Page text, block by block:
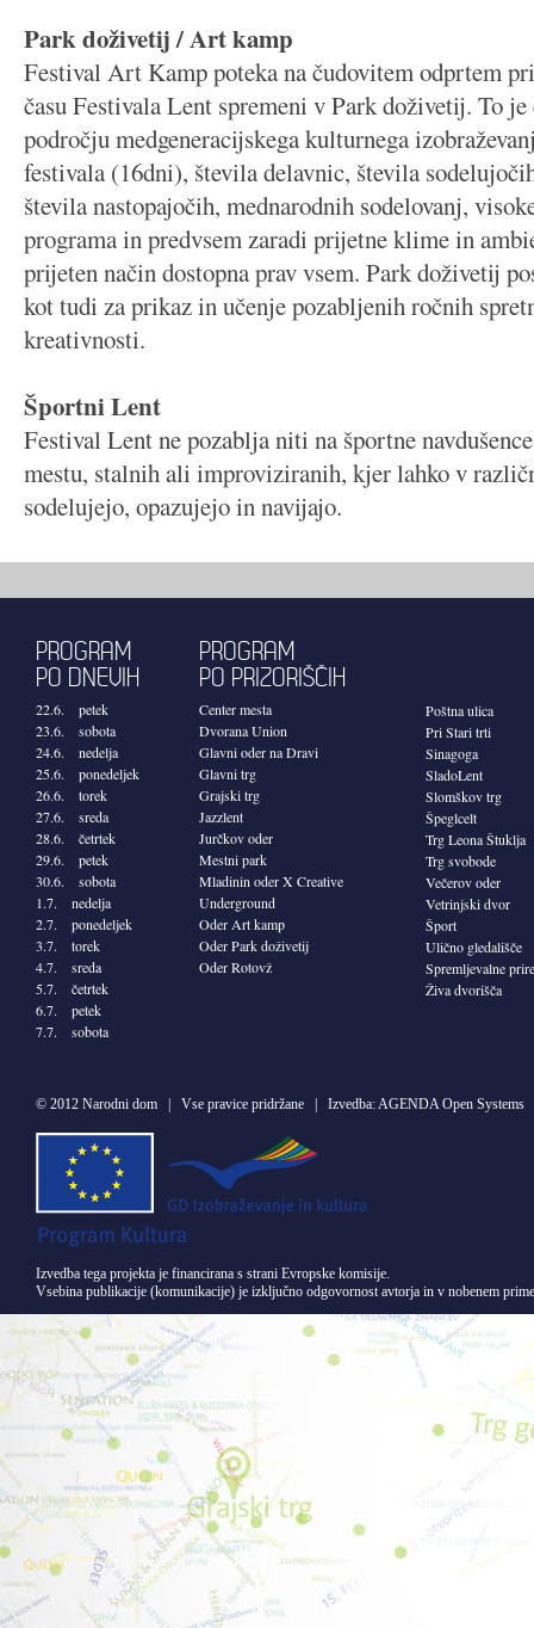
Park doživetij / Art kamp
Festival Art Kamp poteka na čudovitem odprtem
času Festivala Lent spremeni v Park doživetij. To
področju medgeneracijskega kulturnega
festivala (16dni), števila delavnic, števila
števila nastopajočih, mednarodnih sodelovanj,
programa in predvsem zaradi prijetne klime in
prijeten način dostopna prav vsem. Park doživetij
kot tudi za prikaz in učenje pozabljenih ročnih
kreativnosti.
Športni Lent
Festival Lent ne pozablja niti na športne
mestu, stalnih ali improviziranih, kjer lahko v
sodelujejo, opazujejo in navijajo.
PROGRAM
PO DNEVIH
22.6. petek
23.6. sobota
24.6. nedelja
25.6. ponedeljek
26.6. torek
27.6. sreda
28.6. četrtek
29.6. petek
30.6. sobota
1.7. nedelja
2.7. ponedeljek
3.7. torek
4.7. sreda
5.7. četrtek
6.7. petek
7.7. sobota
PROGRAM
PO PRIZORIŠČIH
Center mesta
Dvorana Union
Glavni oder na Dravi
Glavni trg
Grajski trg
Jazzlent
Jurčkov oder
Mestni park
Mladinin oder X Creative
Underground
Oder Art kamp
Oder Park doživetij
Oder Rotovž
Poštna ulica
Pri Stari trti
Sinagoga
SladoLent
Slomškov trg
Špeglcelt
Trg Leona Štuklja
Trg svobode
Večerov oder
Vetrinjski dvor
Šport
Ulično gledališče
Spremljevalne
Živa dvorišča
© 2012 Narodni dom | Vse pravice pridržane | Izvedba:AGENDA Open Systems
Izvedba tega projekta je financirana s strani Evropske komisije.
Vsebina publikacije (komunikacije) je izključno odgovornost avtorja in v nobenem